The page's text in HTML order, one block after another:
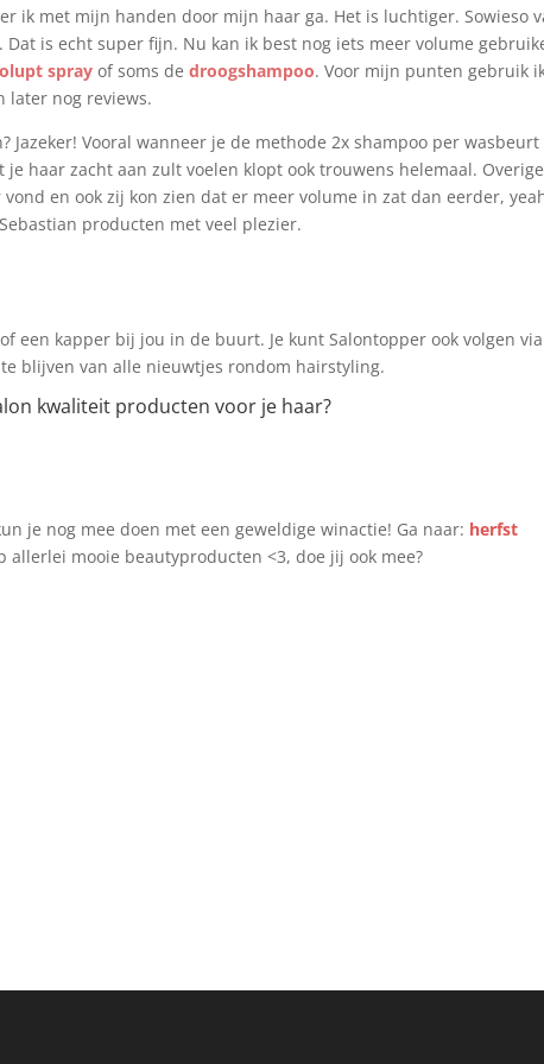
ik met mijn handen door mijn haar ga. Het is luchtiger. Sowieso
is echt super fijn. Nu kan ik best nog iets meer volume
spray of soms dedroogshampoo. Voor mijn punten gebruik
later nog reviews.
Jazeker! Vooral wanneer je de methode 2x shampoo per wasbeurt
haar zacht aan zult voelen klopt ook trouwens helemaal.
en ook zij kon zien dat er meer volume in zat dan eerder,
producten met veel plezier.
of een kapper bij jou in de buurt. Je kunt Salontopper ook volgen via
blijven van alle nieuwtjes rondom hairstyling.
kwaliteit producten voor je haar?
je nog mee doen met een geweldige winactie! Ga naar: herfst
allerlei mooie beautyproducten <3, doe jij ook mee?